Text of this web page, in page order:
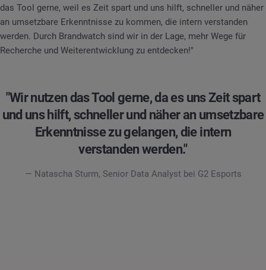
das Tool gerne, weil es Zeit spart und uns hilft, schneller und näher
an umsetzbare Erkenntnisse zu kommen, die intern verstanden
werden. Durch Brandwatch sind wir in der Lage, mehr Wege für
Recherche und Weiterentwicklung zu entdecken!"
"Wir nutzen das Tool gerne, da es uns Zeit spart
und uns hilft, schneller und näher an umsetzbare
Erkenntnisse zu gelangen, die intern
verstanden werden."
— Natascha Sturm, Senior Data Analyst bei G2 Esports